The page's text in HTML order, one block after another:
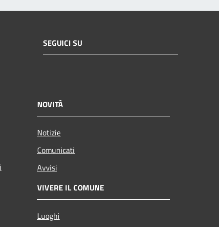
SEGUICI SU
NOVITÀ
Notizie
Comunicati
Avvisi
VIVERE IL COMUNE
Luoghi